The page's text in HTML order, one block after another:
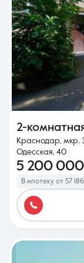
2-
Краснодар, мкр.
Одесская, 40
5 200
В ипотеку от 57